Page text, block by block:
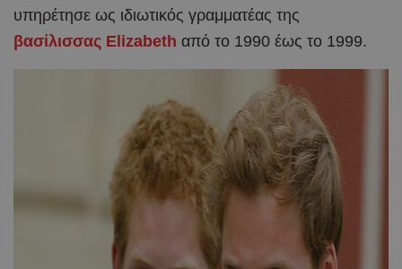
υπηρέτησε ως ιδιωτικός γραμματέας της
βασίλισσας Elizabeth από το 1990 έως το 1999.